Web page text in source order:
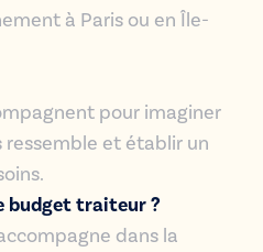
à Paris ou en Île-
pour imaginer
et établir un
budget traiteur ?
dans la